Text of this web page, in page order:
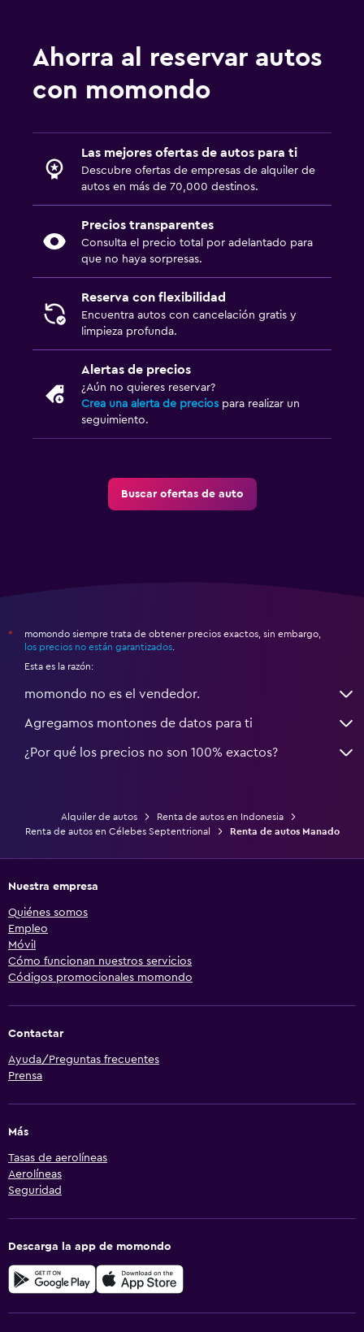
Ahorra al reservar autos
con momondo
Las mejores ofertas de autos para ti
Descubre ofertas de empresas de alquiler de
autos en más de 70,000 destinos.
Precios transparentes
Consulta el precio total por adelantado para
que no haya sorpresas.
Reserva con flexibilidad
Encuentra autos con cancelación gratis y
limpieza profunda.
Alertas de precios
¿Aún no quieres reservar?
Crea una alerta de precios para realizar un
seguimiento.
Buscar ofertas de auto
*
momondo siempre trata de obtener precios exactos, sin embargo,
los precios no están garantizados.
Esta es la razón:
momondo no es el vendedor.
Agregamos montones de datos para ti
¿Por qué los precios no son 100% exactos?
Alquiler de autos
Renta de autos en Indonesia
Renta de autos en Célebes Septentrional
Renta de autos Manado
Nuestra empresa
Quiénes somos
Empleo
Móvil
Cómo funcionan nuestros servicios
Códigos promocionales momondo
Contactar
Ayuda/Preguntas frecuentes
Prensa
Más
Tasas de aerolíneas
Aerolíneas
Seguridad
Descarga la app de momondo